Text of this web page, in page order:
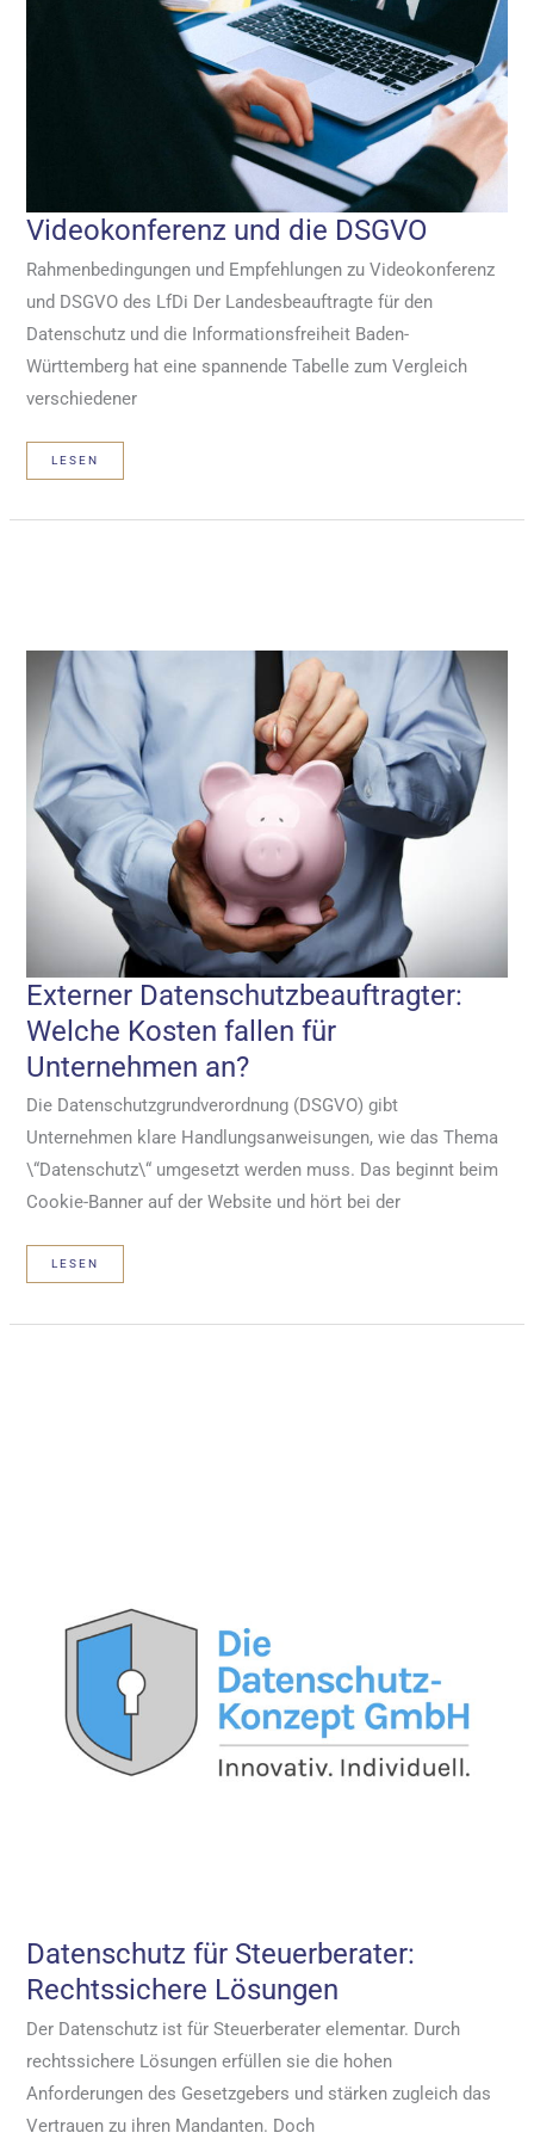
Videokonferenz und die DSGVO
Rahmenbedingungen und Empfehlungen zu Videokonferenz
und DSGVO des LfDi Der Landesbeauftragte für den
Datenschutz und die Informationsfreiheit Baden-
Württemberg hat eine spannende Tabelle zum Vergleich
verschiedener
VIDEOKONFERENZ
DIE
LESEN
Externer Datenschutzbeauftragter:
Welche Kosten fallen für
Unternehmen an?
Die Datenschutzgrundverordnung (DSGVO) gibt
Unternehmen klare Handlungsanweisungen, wie das Thema
\“Datenschutz\“ umgesetzt werden muss. Das beginnt beim
Cookie-Banner auf der Website und hört bei der
EXTERNER
WELCHE
FÜR
LESEN
Datenschutz für Steuerberater:
Rechtssichere Lösungen
Der Datenschutz ist für Steuerberater elementar. Durch
rechtssichere Lösungen erfüllen sie die hohen
Anforderungen des Gesetzgebers und stärken zugleich das
Vertrauen zu ihren Mandanten. Doch